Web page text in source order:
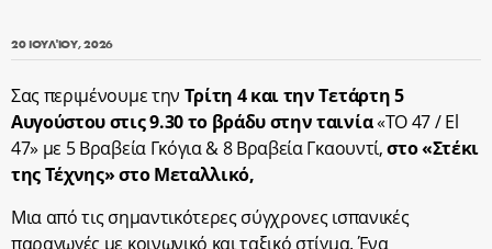
20 ΙΟΥΛΊΟΥ, 2026
Σας περιμένουμε την Τρίτη 4 και την Τετάρτη 5
Αυγούστου στις 9.30 το βράδυ στην ταινία«ΤΟ 47 / El
47» με 5 Βραβεία Γκόγια & 8 Βραβεία Γκαουντί,στο «Στέκι
της Τέχνης» στο Μεταλλικό,
Μια από τις σημαντικότερες σύγχρονες ισπανικές
παραγωγές με κοινωνικό και ταξικό στίγμα. Ένα